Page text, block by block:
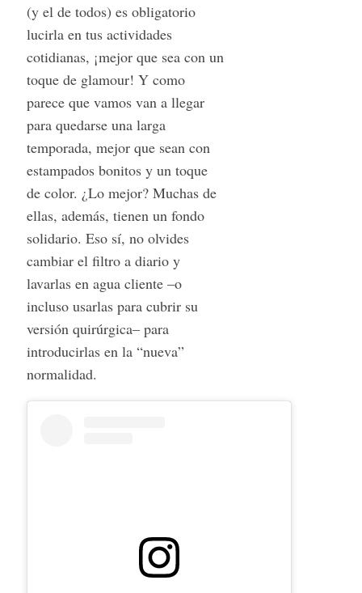
(y el de todos) es obligatorio
lucirla en tus actividades
cotidianas, ¡mejor que sea con un
toque de glamour! Y como
parece que vamos van a llegar
para quedarse una larga
temporada, mejor que sean con
estampados bonitos y un toque
de color. ¿Lo mejor? Muchas de
ellas, además, tienen un fondo
solidario. Eso sí, no olvides
cambiar el filtro a diario y
lavarlas en agua cliente –o
incluso usarlas para cubrir su
versión quirúrgica– para
introducirlas en la “nueva”
normalidad.